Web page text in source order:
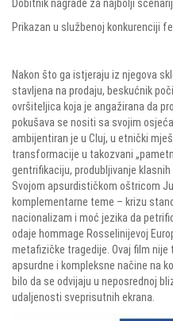
Dobitnik nagrade za najbolji
Prikazan u službenoj konkurenciji
Nakon što ga istjeraju iz njegova
stavljena na prodaju, beskućnik
ovršiteljica koja je angažirana da
pokušava se nositi sa svojim
ambijentiran je u Cluj, u etnički
transformacije u takozvani
gentrifikaciju, produbljivanje
Svojom apsurdističkom oštricom
komplementarne teme – krizu
nacionalizam i moć jezika da
odaje hommage Rosselinijevoj
metafizičke tragedije. Ovaj film nije
apsurdne i kompleksne načine na
bilo da se odvijaju u neposrednoj
udaljenosti sveprisutnih ekrana.